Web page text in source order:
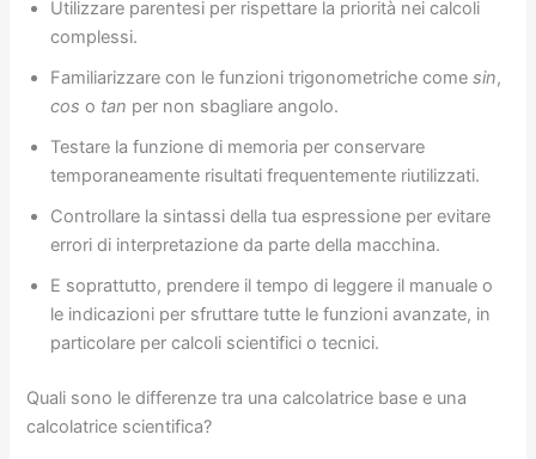
Utilizzare parentesi per rispettare la priorità nei calcoli
complessi.
Familiarizzare con le funzioni trigonometriche comesin,
cos o tan per non sbagliare angolo.
Testare la funzione di memoria per conservare
temporaneamente risultati frequentemente riutilizzati.
Controllare la sintassi della tua espressione per evitare
errori di interpretazione da parte della macchina.
E soprattutto, prendere il tempo di leggere il manuale o
le indicazioni per sfruttare tutte le funzioni avanzate, in
particolare per calcoli scientifici o tecnici.
Quali sono le differenze tra una calcolatrice base e una
calcolatrice scientifica?